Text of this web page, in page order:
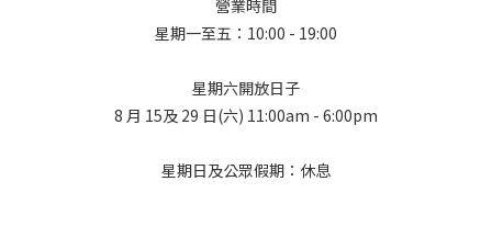
營業時間
星期一至五：10:00 - 19:00
星期六開放日子
8 月 15及 29 日(六) 11:00am - 6:00pm
星期日及公眾假期：休息